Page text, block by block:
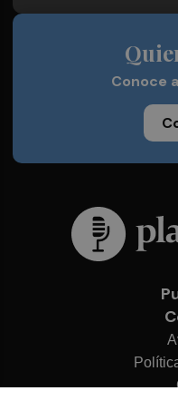
Conoce